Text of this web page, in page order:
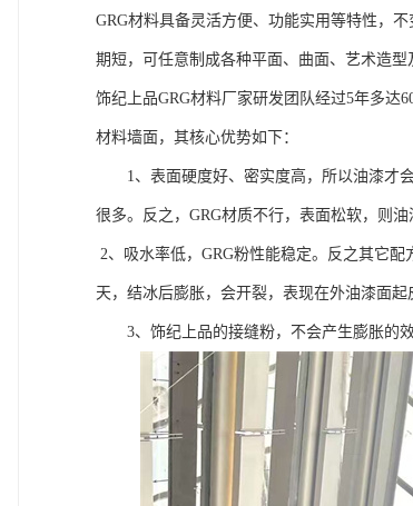
GRG材料具备灵活方便、功能实用等特性，
期短，可任意制成各种平面、曲面、艺术造
饰纪上品GRG材料厂家研发团队经过5年多达
材料墙面，其核心优势如下：
1、表面硬度好、密实度高，所以油漆才会
很多。反之，GRG材质不行，表面松软，则
2、吸水率低，GRG粉性能稳定。反之其它
天，结冰后膨胀，会开裂，表现在外油漆面
3、饰纪上品的接缝粉，不会产生膨胀的效